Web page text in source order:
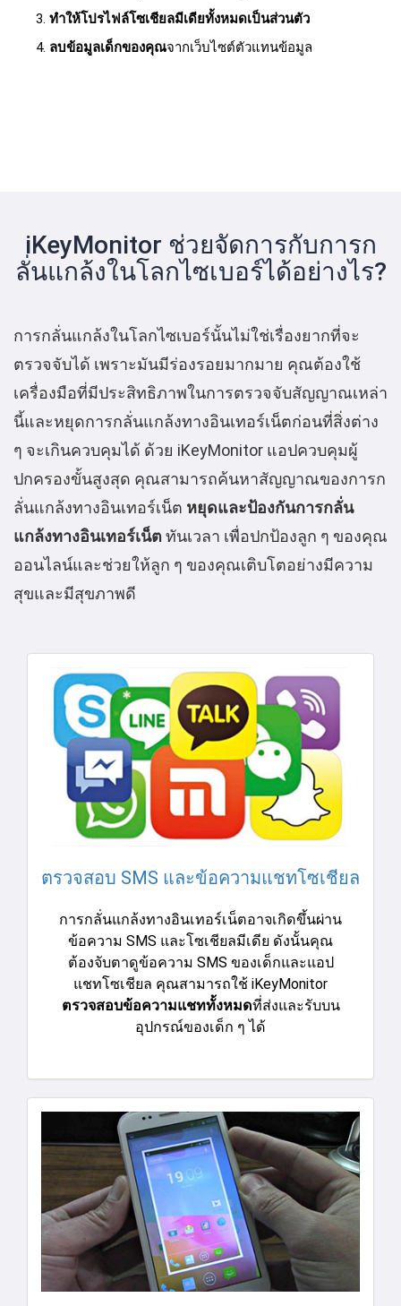
ทําให้โปรไฟล์โซเชียลมีเดียทั้งหมดเป็นส่วนตัว
ลบข้อมูลเด็กของคุณจากเว็บไซต์ตัวแทนข้อมูล
iKeyMonitor ช่วยจัดการกับการก
ลั่นแกล้งในโลกไซเบอร์ได้อย่างไร?
การกลั่นแกล้งในโลกไซเบอร์นั้นไม่ใช่เรื่องยากที่จะ
ตรวจจับได้ เพราะมันมีร่องรอยมากมาย คุณต้องใช้
เครื่องมือที่มีประสิทธิภาพในการตรวจจับสัญญาณเหล่า
นี้และหยุดการกลั่นแกล้งทางอินเทอร์เน็ตก่อนที่สิ่งต่าง
ๆ จะเกินควบคุมได้ ด้วย iKeyMonitor แอปควบคุมผู้
ปกครองขั้นสูงสุด คุณสามารถค้นหาสัญญาณของการก
ลั่นแกล้งทางอินเทอร์เน็ต หยุดและป้องกันการกลั่น
แกล้งทางอินเทอร์เน็ตทันเวลา เพื่อปกป้องลูก ๆ ของคุณ
ออนไลน์และช่วยให้ลูก ๆ ของคุณเติบโตอย่างมีความ
สุขและมีสุขภาพดี
ตรวจสอบ SMS และข้อความแชทโซเชียล
การกลั่นแกล้งทางอินเทอร์เน็ตอาจเกิดขึ้นผ่าน
ข้อความ SMS และโซเชียลมีเดีย ดังนั้นคุณ
ต้องจับตาดูข้อความ SMS ของเด็กและแอป
แชทโซเชียล คุณสามารถใช้ iKeyMonitor
ตรวจสอบข้อความแชททั้งหมดที่ส่งและรับบน
อุปกรณ์ของเด็ก ๆ ได้